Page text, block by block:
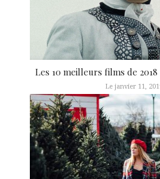
Les 10 meilleurs films de
Le janvier 11,